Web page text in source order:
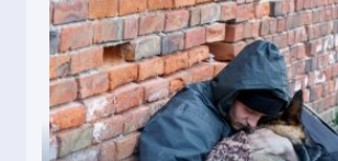
entführten seine Hündin "Hanni"!